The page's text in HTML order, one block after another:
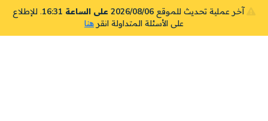
آخر عملية تحديث للموقع 2026/08/06 على الساعة 16:31
. للإطلاع
على الأسئلة المتداولة انقر هنا